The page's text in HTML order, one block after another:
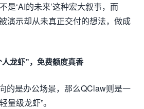
是‘AI的未来’这种宏大叙事，而
演示却从未真正交付的想法，做成
龙虾”，免费额度真香
的是办公场景，那么QClaw则是一
量级龙虾”。